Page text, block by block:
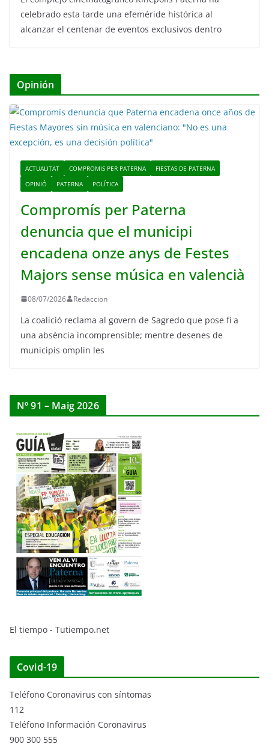
celebrado esta tarde una efeméride histórica al
alcanzar el centenar de eventos exclusivos dentro
Opinión
ACTUALITAT COMPROMIS PER PATERNA
FIESTAS DE PATERNA
OPINIÓ
PATERNA POLÍTICA
Compromís per Paterna
denuncia que el municipi
encadena onze anys de Festes
Majors sense música en valencià
08/07/2026 Redaccion
La coalició reclama al govern de Sagredo que pose fi a
una absència incomprensible; mentre desenes de
municipis omplin les
Nº 91 – Maig 2026
El tiempo - Tutiempo.net
Covid-19
Teléfono Coronavirus con síntomas
112
Teléfono Información Coronavirus
900 300 555